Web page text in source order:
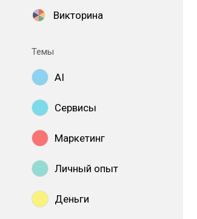
Викторина
Темы
AI
Сервисы
Маркетинг
Личный опыт
Деньги